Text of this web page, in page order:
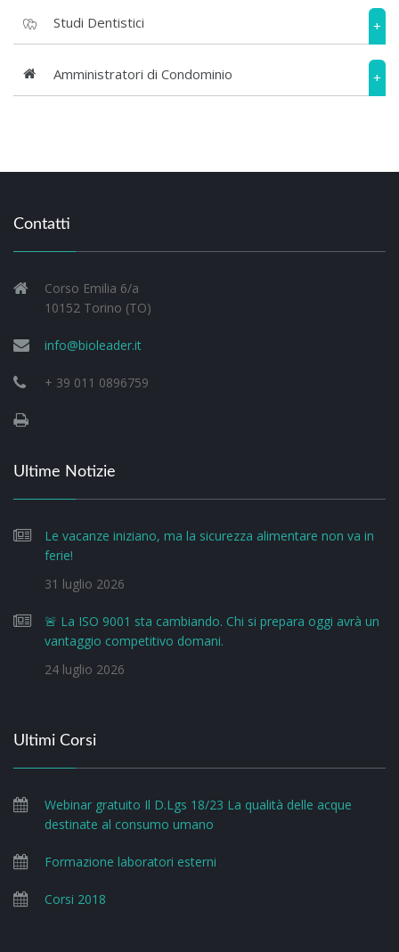
Studi Dentistici +
Amministratori di Condominio +
Contatti
Corso Emilia 6/a
10152 Torino (TO)
info@bioleader.it
+ 39 011 0896759
Ultime Notizie
Le vacanze iniziano, ma la sicurezza alimentare non va in
ferie!
31 luglio 2026
🚨 La ISO 9001 sta cambiando. Chi si prepara oggi avrà un
vantaggio competitivo domani.
24 luglio 2026
Ultimi Corsi
Webinar gratuito Il D.Lgs 18/23 La qualità delle acque
destinate al consumo umano
Formazione laboratori esterni
Corsi 2018